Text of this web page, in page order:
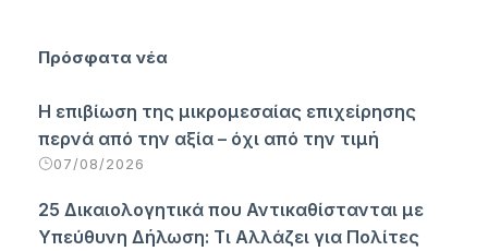
Πρόσφατα νέα
Η επιβίωση της μικρομεσαίας επιχείρησης
περνά από την αξία – όχι από την τιμή
07/08/2026
25 Δικαιολογητικά που Αντικαθίστανται με
Υπεύθυνη Δήλωση: Τι Αλλάζει για Πολίτες